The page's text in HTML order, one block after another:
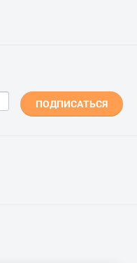
ПОДПИСАТЬСЯ